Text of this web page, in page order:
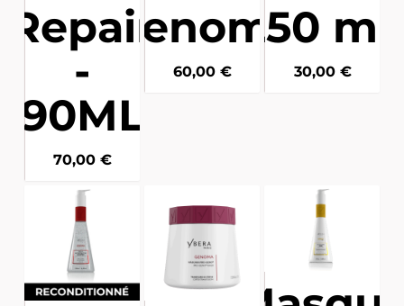
Repair
-
90ML
70,00 €
Genoma
60,00 €
250 mL
30,00 €